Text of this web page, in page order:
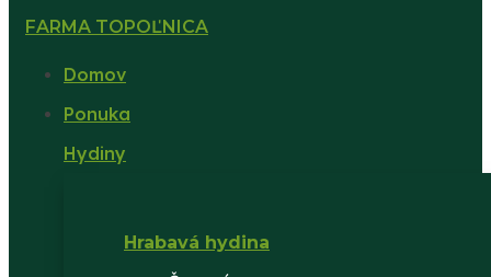
FARMA TOPOĽNICA
Domov
Ponuka
Hydiny
Hrabavá hydina